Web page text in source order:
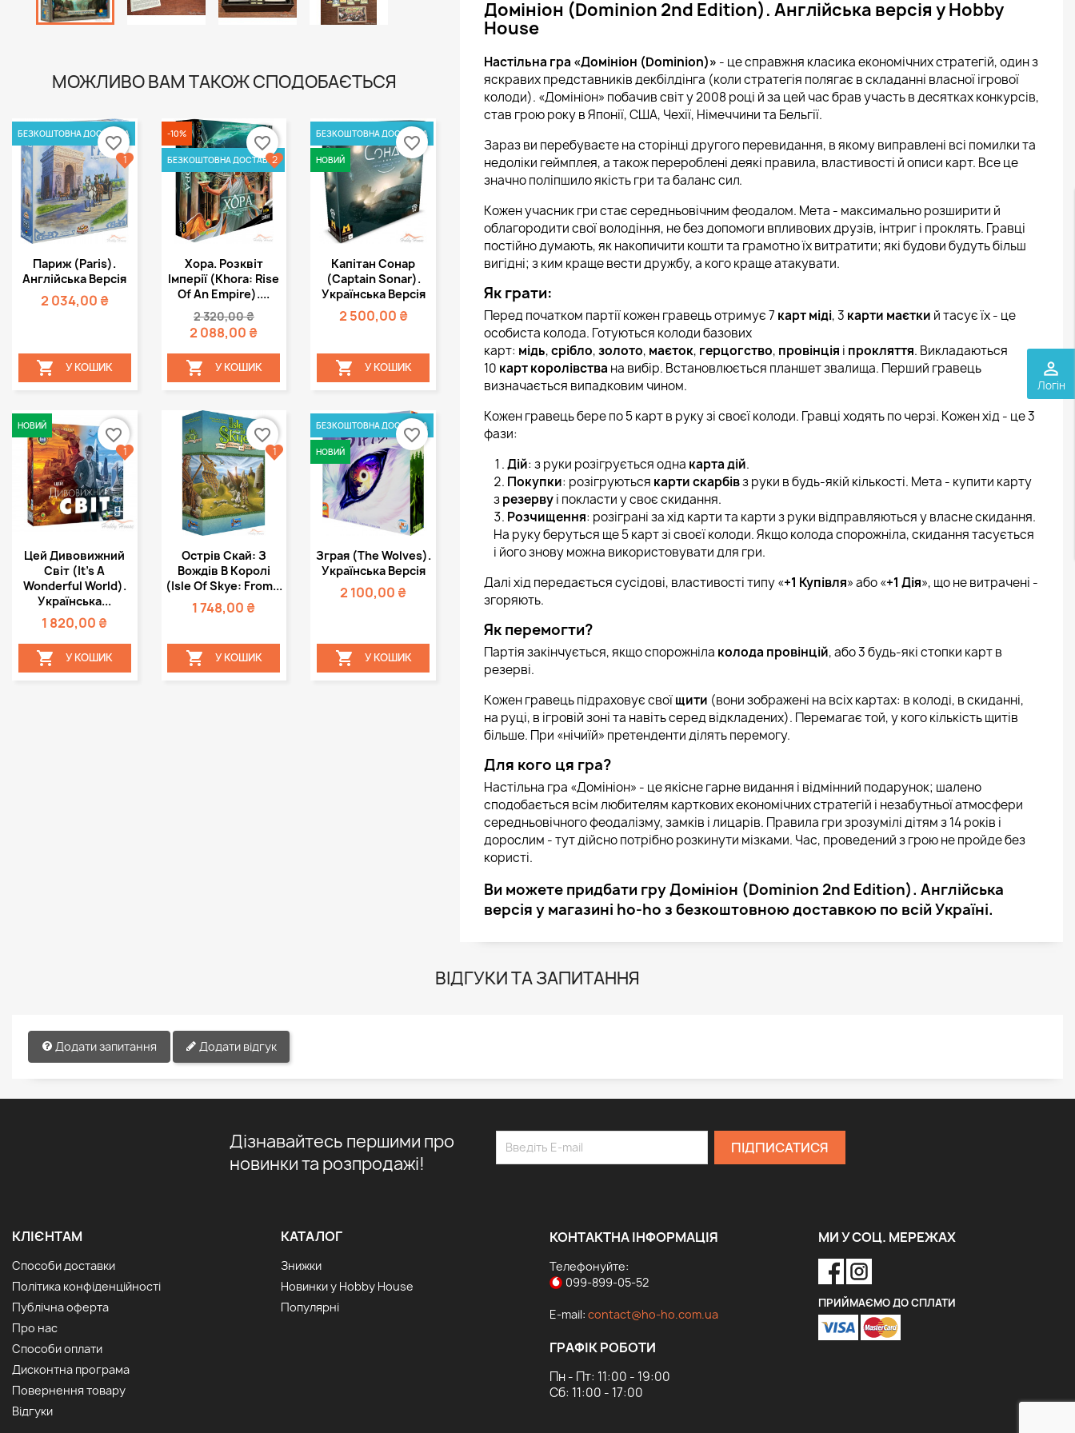
perm_identity
Логін
МОЖЛИВО ВАМ ТАКОЖ СПОДОБАЄТЬСЯ
Швидкий
перегляд
Париж (Paris).
Англійська Версія
2 034,00 ₴
БЕЗКОШТОВНА ДОСТАВКА
 У КОШИК
favorite_border
1
Швидкий
перегляд
Хора. Розквіт
Імперії (Khora: Rise
Of An Empire)....
2 320,00 ₴
2 088,00 ₴
-10%
БЕЗКОШТОВНА ДОСТАВКА
 У КОШИК
favorite_border
2
Швидкий
перегляд
Капітан Сонар
(Captain Sonar).
Українська Версія
2 500,00 ₴
БЕЗКОШТОВНА ДОСТАВКА
НОВИЙ
 У КОШИК
favorite_border
Швидкий
перегляд
Цей Дивовижний
Світ (It's A
Wonderful World).
Українська...
1 820,00 ₴
НОВИЙ
 У КОШИК
favorite_border
1
Швидкий
перегляд
Острів Скай: З
Вождів В Королі
(Isle Of Skye: From...
1 748,00 ₴
 У КОШИК
favorite_border
1
Швидкий
перегляд
Зграя (The Wolves).
Українська Версія
2 100,00 ₴
БЕЗКОШТОВНА ДОСТАВКА
НОВИЙ
 У КОШИК
favorite_border
Домініон (Dominion 2nd Edition). Англійська версія у Hobby
House
Настільна гра «Домініон (Dominion)» - це справжня класика економічних стратегій, один з
яскравих представників декбілдінга (коли стратегія полягає в складанні власної ігрової
колоди). «Домініон» побачив світ у 2008 році й за цей час брав участь в десятках конкурсів,
став грою року в Японії, США, Чехії, Німеччини та Бельгії.
Зараз ви перебуваєте на сторінці другого перевидання, в якому виправлені всі помилки та
недоліки геймплея, а також перероблені деякі правила, властивості й описи карт. Все це
значно поліпшило якість гри та баланс сил.
Кожен учасник гри стає середньовічним феодалом. Мета - максимально розширити й
облагородити свої володіння, не без допомоги впливових друзів, інтриг і проклять. Гравці
постійно думають, як накопичити кошти та грамотно їх витратити; які будови будуть більш
вигідні; з ким краще вести дружбу, а кого краще атакувати.
Як грати:
Перед початком партії кожен гравець отримує 7 карт міді, 3 карти маєтки й тасує їх - це
особиста колода. Готуються колоди базових
карт: мідь,срібло,золото, маєток, герцогство, провінція і прокляття. Викладаються
10 карт королівства на вибір. Встановлюється планшет звалища. Перший гравець
визначається випадковим чином.
Кожен гравець бере по 5 карт в руку зі своєї колоди. Гравці ходять по черзі. Кожен хід - це 3
фази:
Дій: з руки розігрується одна карта дій.
Покупки: розігруються карти скарбівз руки в будь-якій кількості. Мета - купити карту
зрезервуі покласти у своє скидання.
Розчищення: розіграні за хід карти та карти з руки відправляються у власне скидання.
На руку беруться ще 5 карт зі своєї колоди. Якщо колода спорожніла, скидання тасується
і його знову можна використовувати для гри.
Далі хід передається сусідові, властивості типу «+1 Купівля» або «+1 Дія», що не витрачені -
згоряють.
Як перемогти?
Партія закінчується, якщо спорожніла колода провінцій, або 3 будь-які стопки карт в
резерві.
Кожен гравець підраховує своїщити (вони зображені на всіх картах: в колоді, в скиданні,
на руці, в ігровій зоні та навіть серед відкладених). Перемагає той, у кого кількість щитів
більше. При «нічиїй» претенденти ділять перемогу.
Для кого ця гра?
Настільна гра «Домініон» - це якісне гарне видання і відмінний подарунок; шалено
сподобається всім любителям карткових економічних стратегій і незабутньої атмосфери
середньовічного феодалізму, замків і лицарів. Правила гри зрозумілі дітям з 14 років і
дорослим - тут дійсно потрібно розкинути мізками. Час, проведений з грою не пройде без
користі.
Ви можете придбати гру Домініон (Dominion 2nd Edition). Англійська
версія у магазині ho-ho з безкоштовною доставкою по всій Україні.
ВІДГУКИ ТА ЗАПИТАННЯ
Додати запитання Додати відгук
Дізнавайтесь першими про
новинки та розпродажі!
КЛІЄНТАМ
Способи доставки
Політика конфіденційності
Публічна оферта
Про нас
Способи оплати
Дисконтна програма
Повернення товару
Відгуки
КАТАЛОГ
Знижки
Новинки у Hobby House
Популярні
КОНТАКТНА ІНФОРМАЦІЯ
Телефонуйте:
099-899-05-52
E-mail: contact@ho-ho.com.ua
ГРАФІК РОБОТИ
Пн - Пт: 11:00 - 19:00
Сб: 11:00 - 17:00
МИ У СОЦ. МЕРЕЖАХ
ПРИЙМАЄМО ДО СПЛАТИ